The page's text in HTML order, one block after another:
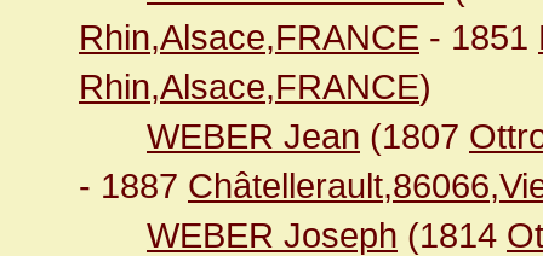
Rhin,Alsace,FRANCE - 1851
Rhin,Alsace,FRANCE)
WEBER Jean (1807
- 1887
WEBER Joseph (1814